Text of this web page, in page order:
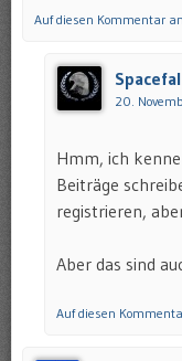
Auf diesen Kommentar
20.
Hmm, ich
Beiträge
registrieren,
Aber das sind
Auf diesen